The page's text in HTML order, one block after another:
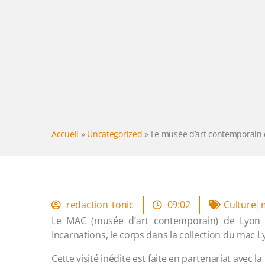
Accueil » Uncategorized » Le musée d’art
redaction_tonic 09:02
Le MAC (musée d’art contemporain) de
Incarnations, le corps dans la collection du mac
Cette visité inédite est faite en partenariat avec